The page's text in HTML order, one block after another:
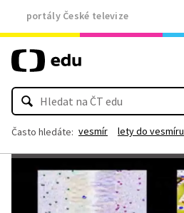
portály České televize
Často hledáte: vesmír lety do vesmíru